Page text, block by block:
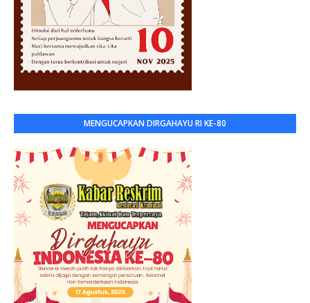
MENGUCAPKAN DIRGAHAYU RI KE-80